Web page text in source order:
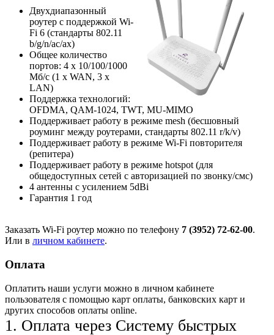
Двухдиапазонный
роутер с поддержкой Wi-
Fi 6 (стандарты 802.11
b/g/n/ac/ax)
Общее количество
портов: 4 х 10/100/1000
Мб/с (1 x WAN, 3 x
LAN)
Поддержка технологий:
OFDMA, QAM-1024, TWT, MU-MIMO
Поддерживает работу в режиме mesh (бесшовный
роуминг между роутерами, стандарты 802.11 r/k/v)
Поддерживает работу в режиме Wi-Fi повторителя
(репитера)
Поддерживает работу в режиме hotspot (для
общедоступных сетей с авторизацией по звонку/смс)
4 антенны с усилением 5dBi
Гарантия 1 год
Заказать Wi-Fi роутер можно по телефону 7 (3952) 72-62-00.
Или в личном кабинете.
Оплата
Оплатить наши услуги можно в личном кабинете
пользователя с помощью карт оплаты, банковских карт и
других способов оплаты online.
1. Оплата через Систему быстрых